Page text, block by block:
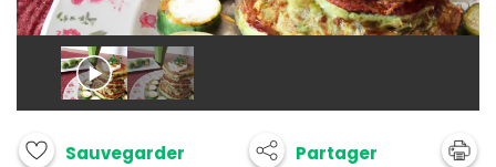
Sauvegarder Partager